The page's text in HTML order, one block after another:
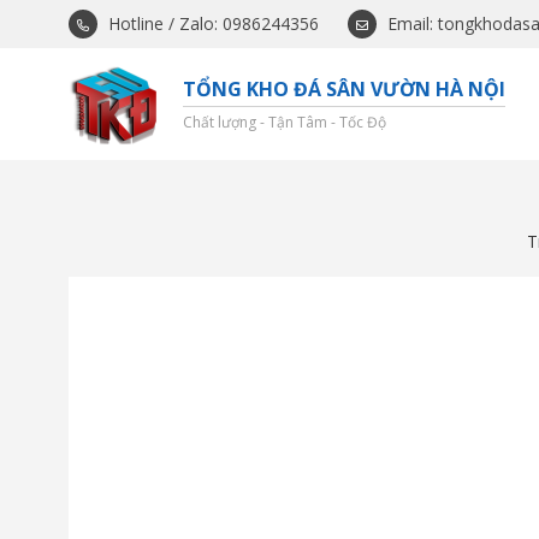
Hotline / Zalo: 0986244356 Email:
TỔNG KHO ĐÁ SÂN VƯỜN HÀ NỘI
Chất lượng - Tận Tâm - Tốc Độ